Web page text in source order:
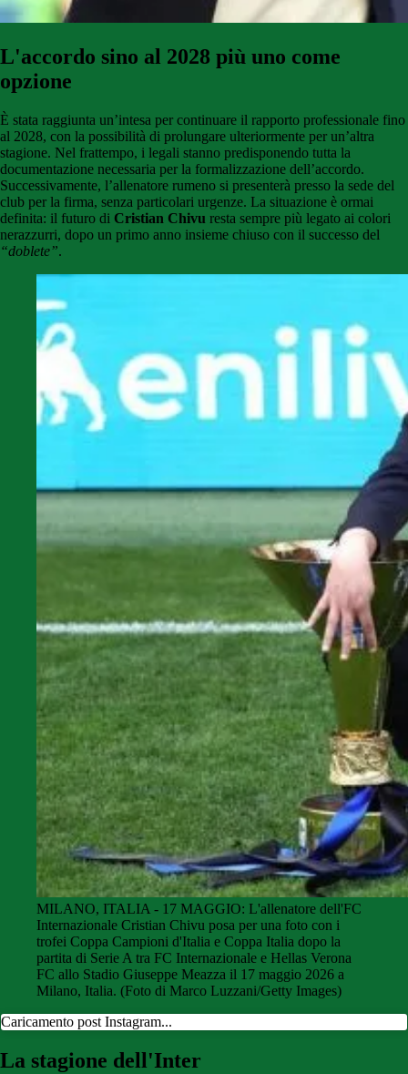
L'accordo sino al 2028 più uno come
opzione
È stata raggiunta un’intesa per continuare il rapporto professionale fino
al 2028, con la possibilità di prolungare ulteriormente per un’altra
stagione. Nel frattempo, i legali stanno predisponendo tutta la
documentazione necessaria per la formalizzazione dell’accordo.
Successivamente, l’allenatore rumeno si presenterà presso la sede del
club per la firma, senza particolari urgenze. La situazione è ormai
definita: il futuro di Cristian Chivu resta sempre più legato ai colori
nerazzurri, dopo un primo anno insieme chiuso con il successo del
“doblete”.
MILANO, ITALIA - 17 MAGGIO: L'allenatore dell'FC
Internazionale Cristian Chivu posa per una foto con i
trofei Coppa Campioni d'Italia e Coppa Italia dopo la
partita di Serie A tra FC Internazionale e Hellas Verona
FC allo Stadio Giuseppe Meazza il 17 maggio 2026 a
Milano, Italia. (Foto di Marco Luzzani/Getty Images)
Caricamento post Instagram...
La stagione dell'Inter